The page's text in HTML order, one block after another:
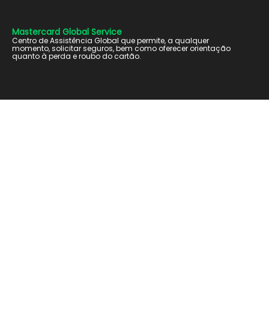
Mastercard Global Service
Centro de Assistência Global que permite, a qualquer
momento, solicitar seguros, bem como oferecer orientação
quanto à perda e roubo do cartão.